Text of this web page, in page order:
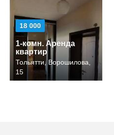
18 000
1-комн. Аренда
квартир
Тольятти, Ворошилова,
15